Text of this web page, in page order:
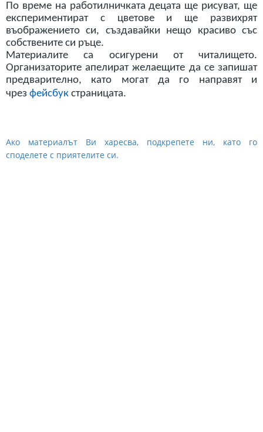
По време на работилничката децата ще рисуват, ще
експериментират с цветове и ще развихрят
въображението си, създавайки нещо красиво със
собствените си ръце.
Материалите са осигурени от читалището.
Организаторите апелират желаещите да се запишат
предварително, като могат да го направят и
чрез фейсбук страницата.
Ако материалът Ви харесва, подкрепете ни, като го
споделете с приятелите си.